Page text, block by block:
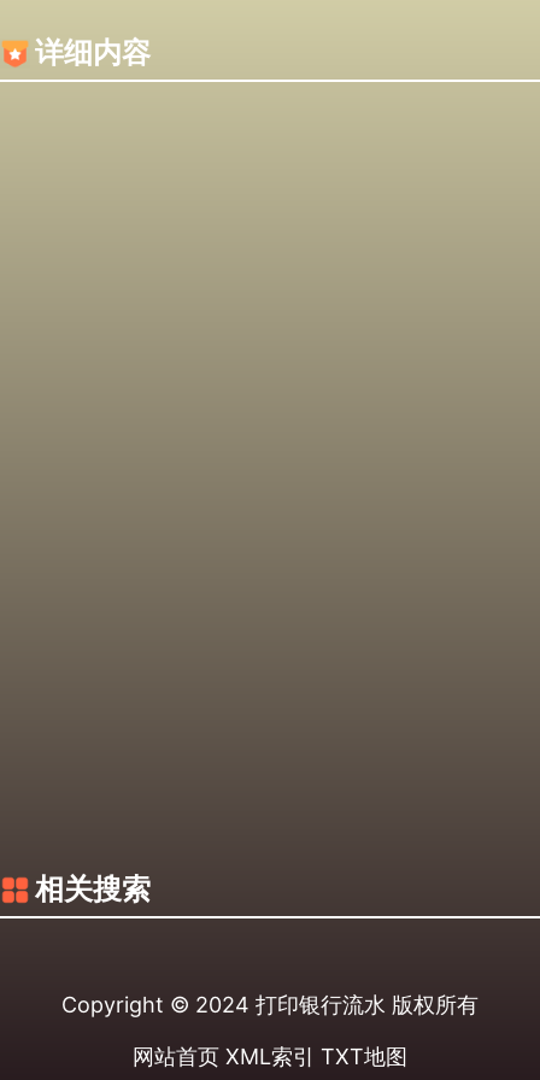
详细内容
相关搜索
Copyright © 2024 打印银行流水 版权所有
网站首页 XML索引 TXT地图